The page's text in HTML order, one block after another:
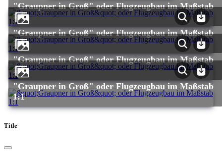
"Graupner in Groß" oder Flugzeugbau im Maßstab
1:1
"Graupner in Groß" oder Flugzeugbau im Maßstab
1:1
"Graupner in Groß" oder Flugzeugbau im Maßstab
1:1
"Graupner in Groß" oder Flugzeugbau im Maßstab
1:1
Title